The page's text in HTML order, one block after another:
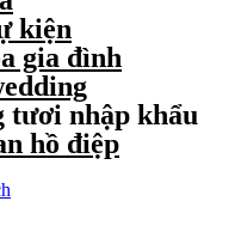
kiện
gia đình
tươi nhập khẩu
hồ điệp